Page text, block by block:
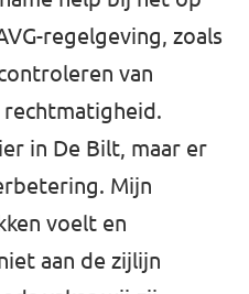
regelgeving, zoals
van
rechtmatigheid.
in De Bilt, maar er
Mijn
voelt en
aan de zijlijn